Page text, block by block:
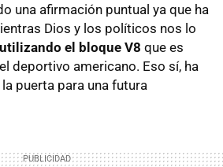
una afirmación puntual ya que ha
Dios y los políticos nos lo
el bloque V8 que es
deportivo americano. Eso sí, ha
puerta para una futura